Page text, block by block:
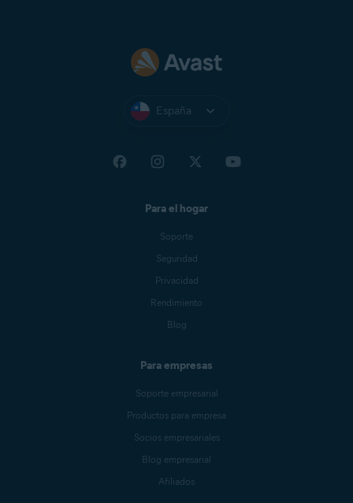
España
Para el hogar
Soporte
Seguridad
Privacidad
Rendimiento
Blog
Para empresas
Soporte empresarial
Productos para empresa
Socios empresariales
Blog empresarial
Afiliados